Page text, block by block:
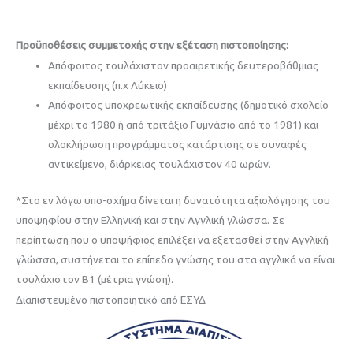
Προϋποθέσεις συμμετοχής στην εξέταση πιστοποίησης:
Απόφοιτος τουλάχιστον προαιρετικής δευτεροβάθμιας
εκπαίδευσης (π.χ Λύκειο)
Απόφοιτος υποχρεωτικής εκπαίδευσης (δημοτικό σχολείο
μέχρι το 1980 ή από τριτάξιο Γυμνάσιο από το 1981) και
ολοκλήρωση προγράμματος κατάρτισης σε συναφές
αντικείμενο, διάρκειας τουλάχιστον 40 ωρών.
*Στο εν λόγω υπο-σχήμα δίνεται η δυνατότητα αξιολόγησης του
υποψηφίου στην Ελληνική και στην Αγγλική γλώσσα. Σε
περίπτωση που ο υποψήφιος επιλέξει να εξετασθεί στην Αγγλική
γλώσσα, συστήνεται το επίπεδο γνώσης του στα αγγλικά να είναι
τουλάχιστον Β1 (μέτρια γνώση).
Διαπιστευμένo πιστοποιητικό από ΕΣΥΔ